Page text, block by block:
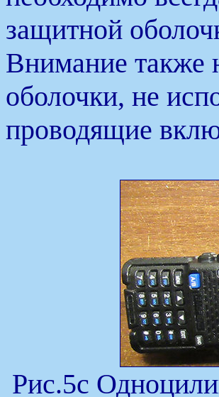
защитной
Внимание также
оболочки, не
проводящие
Рис.5c